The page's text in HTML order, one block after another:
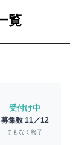
覧